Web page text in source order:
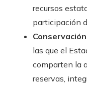
recursos
participación
las que el
comparten la
reservas,